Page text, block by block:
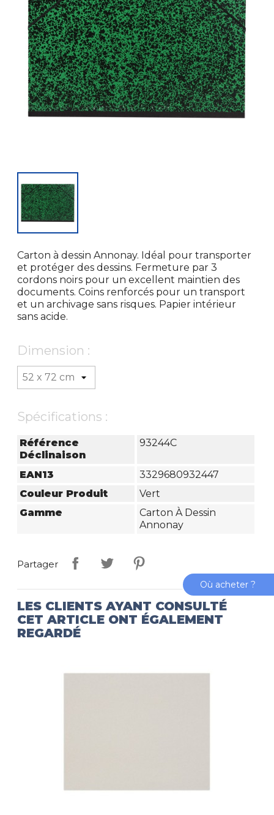
Carton à dessin Annonay. Idéal pour transporter
et protéger des dessins. Fermeture par 3
cordons noirs pour un excellent maintien des
documents. Coins renforcés pour un transport
et un archivage sans risques. Papier intérieur
sans acide.
Dimension :
Spécifications :
Référence
Déclinaison
93244C
EAN13
3329680932447
Couleur Produit
Vert
Gamme
Carton À Dessin
Annonay
Partager
LES CLIENTS AYANT CONSULTÉ
CET ARTICLE ONT ÉGALEMENT
REGARDÉ
Où acheter ?